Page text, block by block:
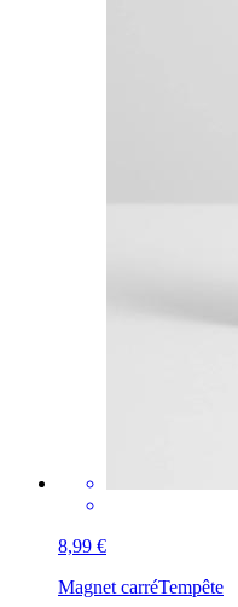
8,99 €
Magnet carréTempête